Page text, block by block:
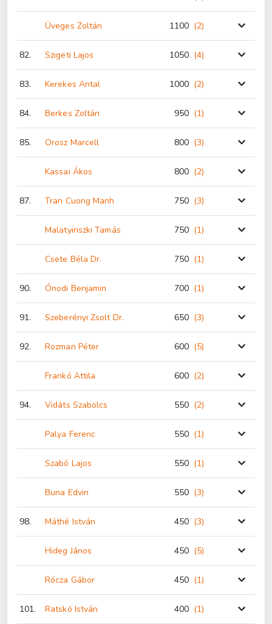
Üveges Zoltán 1100 (2)
82. Szigeti Lajos 1050 (4)
83. Kerekes Antal 1000 (2)
84. Berkes Zoltán 950 (1)
85. Orosz Marcell 800 (3)
Kassai Ákos 800 (2)
87. Tran Cuong Manh 750 (3)
Malatyinszki Tamás 750 (1)
Csete Béla Dr. 750 (1)
90. Ónodi Benjamin 700 (1)
91. Szeberényi Zsolt Dr. 650 (3)
92. Rozman Péter 600 (5)
Frankó Attila 600 (2)
94. Vidáts Szabolcs 550 (2)
Palya Ferenc 550 (1)
Szabó Lajos 550 (1)
Buna Edvin 550 (3)
98. Máthé István 450 (3)
Hideg János 450 (5)
Rócza Gábor 450 (1)
101. Ratskó István 400 (1)